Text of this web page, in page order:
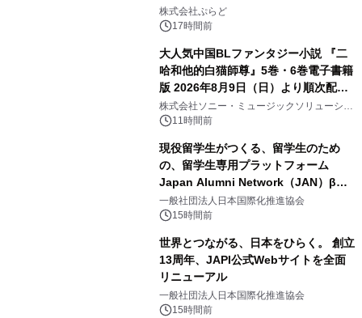
サウナも 「THE BOXY AWAJI」のお
得な素泊まり連泊プランで
株式会社ぷらど
17時間前
大人気中国BLファンタジー小説 『二
哈和他的白猫師尊』5巻・6巻電子書籍
版 2026年8月9日（日）より順次配信
開始
株式会社ソニー・ミュージックソリューショ
ンズ11時間前
現役留学生がつくる、留学生のため
の、留学生専用プラットフォーム
Japan Alumni Network（JAN）β版
をリリース
一般社団法人日本国際化推進協会
15時間前
世界とつながる、日本をひらく。 創立
13周年、JAPI公式Webサイトを全面
リニューアル
一般社団法人日本国際化推進協会
15時間前